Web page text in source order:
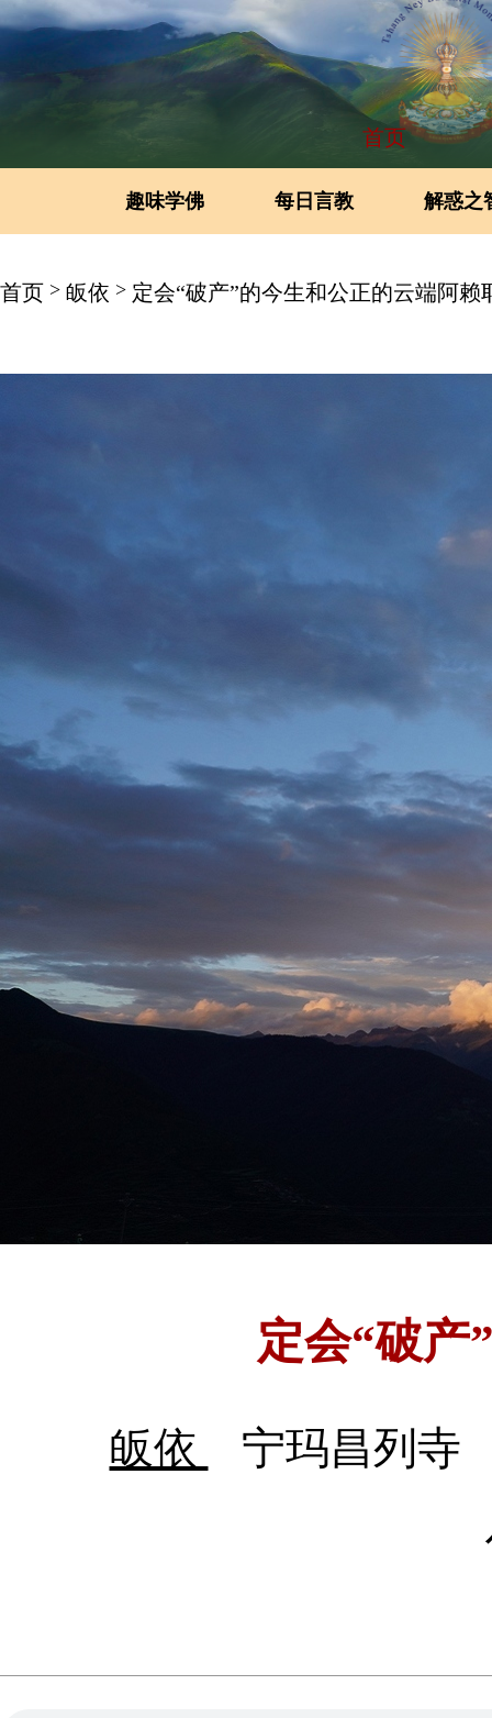
首页
趣味学佛 每日言教 解惑之
首页 > 皈依 > 定会“破产”的今生和公正的云端阿赖
定会“破产
皈依
宁玛昌列寺